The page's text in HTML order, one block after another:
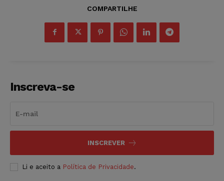
COMPARTILHE
Inscreva-se
INSCREVER
Li e aceito a Política de Privacidade.